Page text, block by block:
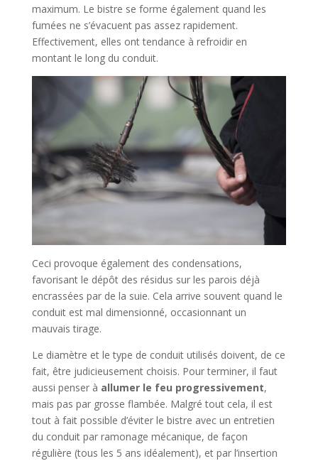
maximum. Le bistre se forme également quand les
fumées ne s’évacuent pas assez rapidement.
Effectivement, elles ont tendance à refroidir en
montant le long du conduit.
Ceci provoque également des condensations,
favorisant le dépôt des résidus sur les parois déjà
encrassées par de la suie. Cela arrive souvent quand le
conduit est mal dimensionné, occasionnant un
mauvais tirage.
Le diamètre et le type de conduit utilisés doivent, de ce
fait, être judicieusement choisis. Pour terminer, il faut
aussi penser à allumer le feu progressivement,
mais pas par grosse flambée. Malgré tout cela, il est
tout à fait possible d’éviter le bistre avec un entretien
du conduit par ramonage mécanique, de façon
régulière (tous les 5 ans idéalement), et par l’insertion